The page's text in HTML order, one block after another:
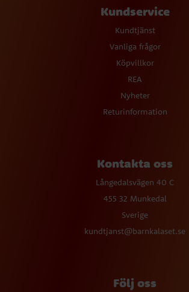
Kundservice
Kundtjänst
Vanliga frågor
Köpvillkor
REA
Nyheter
Returinformation
Kontakta oss
Långedalsvägen 40 C
455 32 Munkedal
Sverige
kundtjanst@barnkalaset.se
Följ oss